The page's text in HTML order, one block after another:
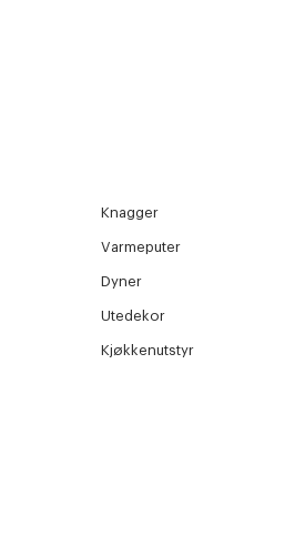
Knagger
Varmeputer
Dyner
Utedekor
Kjøkkenutstyr
video. Tillad statistiske